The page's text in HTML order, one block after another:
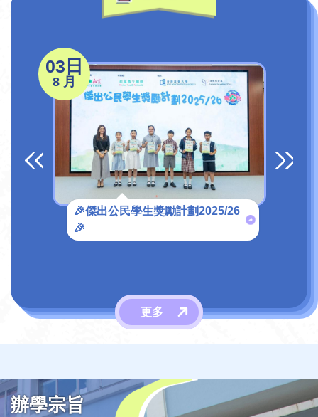
03日
8 月
🎉傑出公民學生獎勵計劃2025/26
🎉
更多
辦學宗旨